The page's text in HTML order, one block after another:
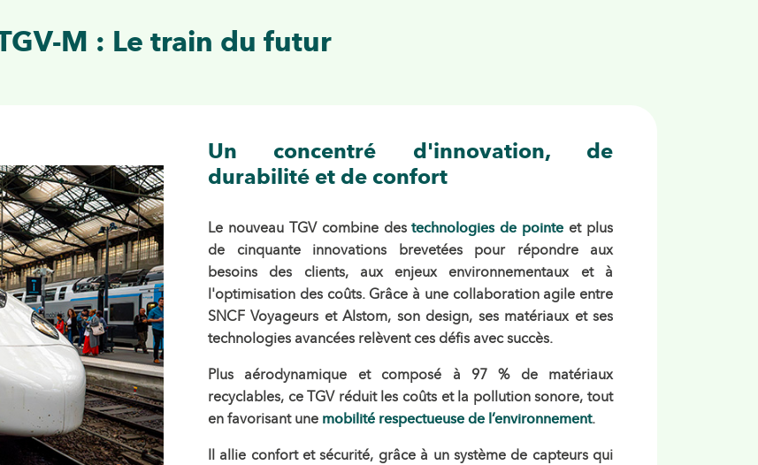
TGV-M : Le train du futur
Un concentré d'innovation, de
durabilité et de confort
Le nouveau TGV combine destechnologies de pointe et plus
de cinquante innovations brevetées pour répondre aux
besoins des clients, aux enjeux environnementaux et à
l'optimisation des coûts. Grâce à une collaboration agile entre
SNCF Voyageurs et Alstom, son design, ses matériaux et ses
technologies avancées relèvent ces défis avec succès.
Plus aérodynamique et composé à 97 % de matériaux
recyclables, ce TGV réduit les coûts et la pollution sonore, tout
en favorisant une mobilité respectueuse de l’environnement.
Il allie confort et sécurité, grâce à un système de capteurs qui